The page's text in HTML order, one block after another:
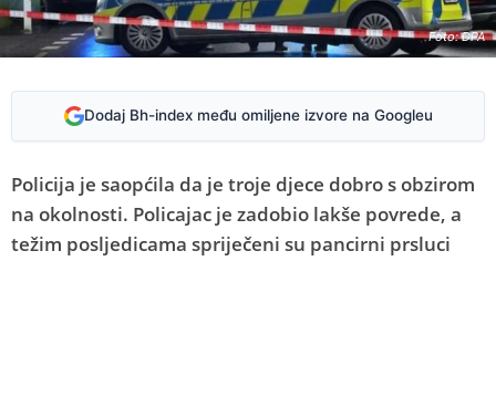
Foto: DPA
Dodaj Bh-index među omiljene izvore na Googleu
Policija je saopćila da je troje djece dobro s obzirom
na okolnosti. Policajac je zadobio lakše povrede, a
težim posljedicama spriječeni su pancirni prsluci